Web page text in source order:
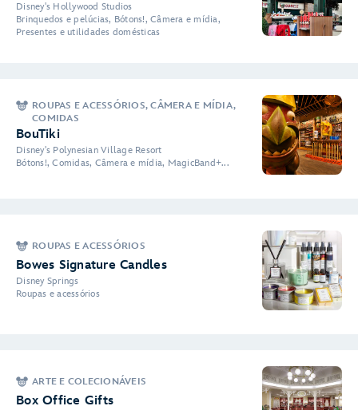
Disney's Hollywood Studios
Brinquedos e pelúcias, Bótons!, Câmera e mídia,
Presentes e utilidades domésticas
ROUPAS E ACESSÓRIOS, CÂMERA E MÍDIA,
COMIDAS
BouTiki
Disney's Polynesian Village Resort
Bótons!, Comidas, Câmera e mídia, MagicBand+...
ROUPAS E ACESSÓRIOS
Bowes Signature Candles
Disney Springs
Roupas e acessórios
ARTE E COLECIONÁVEIS
Box Office Gifts